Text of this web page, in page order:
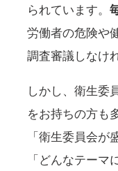
られています。
労働者の危険や
調査審議しなけ
しかし、衛生委
をお持ちの方も
「衛生委員会が
「どんなテー